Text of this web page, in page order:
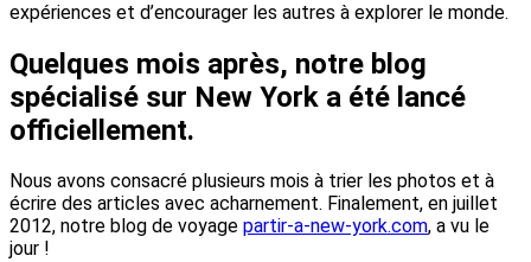
expériences et d’encourager les autres à explorer le monde.
Quelques mois après, notre blog
spécialisé sur New York a été lancé
officiellement.
Nous avons consacré plusieurs mois à trier les photos et à
écrire des articles avec acharnement. Finalement, en juillet
2012, notre blog de voyage partir-a-new-york.com, a vu le
jour !